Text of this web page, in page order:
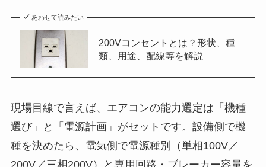
あわせて読みたい
200Vコンセントとは？形状、種
類、用途、配線等を解説
現場目線で言えば、エアコンの能力選定は「機種
選び」と「電源計画」がセットです。設備側で機
種を決めたら、電気側で電源種別（単相100V／